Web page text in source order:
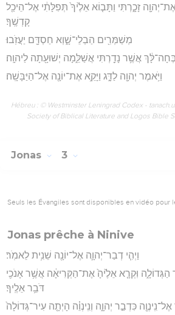
זָכָ֑רְתִּי וַתָּב֤וֹא אֵלֶ֙יךָ֙ תְּפִלָּתִ֔י אֶל־הֵיכַ֖ל
קָדְשֶֽׁךָ׃
מְשַׁמְּרִ֖ים הַבְלֵי־שָׁ֑וְא חַסְדָּ֖ם יַעֲזֹֽבוּ׃
אֲשֶׁ֥ר נָדַ֖רְתִּי אֲשַׁלֵּ֑מָה יְשׁוּעָ֖תָה לַיהוָֽה׃
וַיֹּ֥אמֶר יְהוָ֖ה לַדָּ֑ג וַיָּקֵ֥א אֶת־יוֹנָ֖ה אֶל־הַיַּבָּשָֽׁה׃
Hébreu : © Westminster Leningrad Codex -
Society of Biblical Literature and Logos Bible
Jonas 3
Seuls les Évangiles sont disponibles en vidéo pour
Jonas prêche à Ninive
וַיְהִ֧י דְבַר־יְהוָ֛ה אֶל־יוֹנָ֖ה שֵׁנִ֥ית לֵאמֹֽר׃
הַגְּדוֹלָ֑ה וִּקְרָ֤א אֵלֶ֙יהָ֙ אֶת־הַקְּרִיאָ֔ה אֲשֶׁ֥ר אָנֹכִ֖י
דֹּבֵ֥ר אֵלֶֽיךָ׃
אֶל־נִֽינְוֶ֖ה כִּדְבַ֣ר יְהוָ֑ה וְנִֽינְוֵ֗ה הָיְתָ֤ה עִיר־גְּדוֹלָה֙